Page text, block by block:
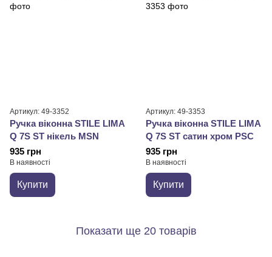
Артикул: 49-3352
Ручка віконна STILE LIMA
Q 7S ST нікель MSN
935 грн
В наявності
Купити
Артикул: 49-3353
Ручка віконна STILE LIMA
Q 7S ST сатин хром PSC
935 грн
В наявності
Купити
Показати ще 20 товарів